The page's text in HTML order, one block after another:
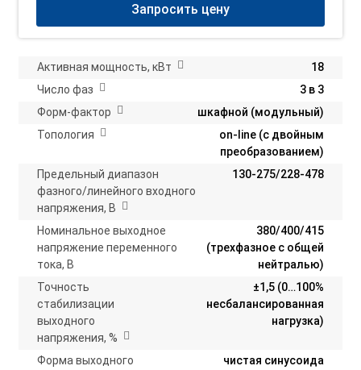
Активная мощность, кВт
18
Число фаз
3 в 3
Форм-фактор
шкафной (модульный)
Топология
on-line (с двойным
преобразованием)
Предельный диапазон
фазного/линейного входного
напряжения, В
130-275/228-478
Номинальное выходное
напряжение переменного
тока, В
380/400/415
(трехфазное с общей
нейтралью)
Точность
стабилизации
выходного
напряжения, %
±1,5 (0…100%
несбалансированная
нагрузка)
Форма выходного
чистая синусоида
Запросить цену